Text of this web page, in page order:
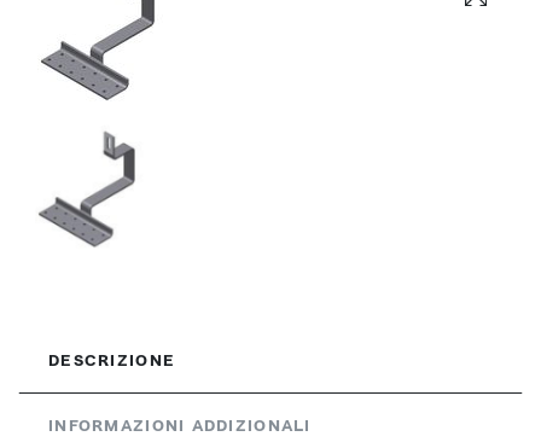
DESCRIZIONE
INFORMAZIONI ADDIZIONALI